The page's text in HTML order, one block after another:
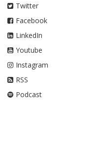
Twitter
Facebook
LinkedIn
Youtube
Instagram
RSS
Podcast